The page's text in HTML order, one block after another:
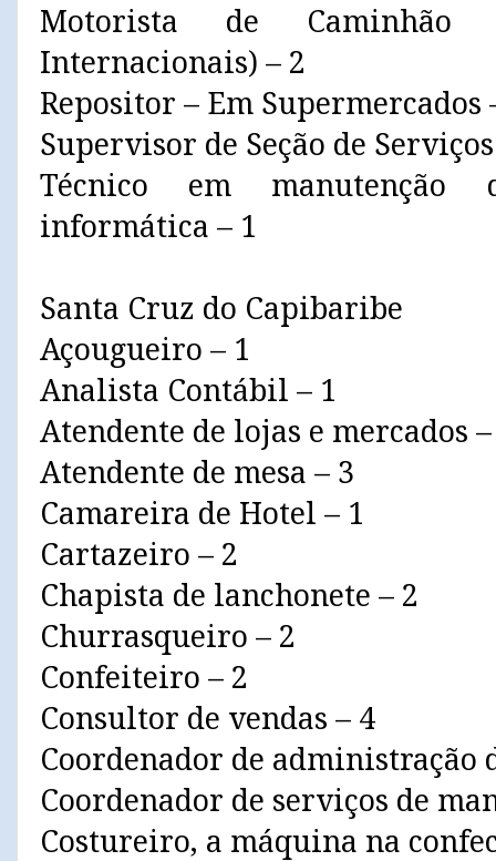
Motorista de Caminhão
Internacionais) – 2
Repositor – Em Supermercados
Supervisor de Seção de
Técnico em manutenção
informática – 1
Santa Cruz do Capibaribe
Açougueiro – 1
Analista Contábil – 1
Atendente de lojas e mercados
Atendente de mesa – 3
Camareira de Hotel – 1
Cartazeiro – 2
Chapista de lanchonete – 2
Churrasqueiro – 2
Confeiteiro – 2
Consultor de vendas – 4
Coordenador de administração
Coordenador de serviços de
Costureiro, a máquina na